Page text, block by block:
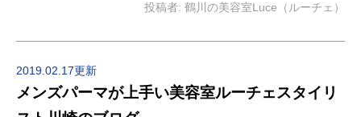
投稿者: 鶴川の美容室Luce（ルーチェ）
2019.02.17更新
メンズパーマが上手い美容室ルーチェスタイリ